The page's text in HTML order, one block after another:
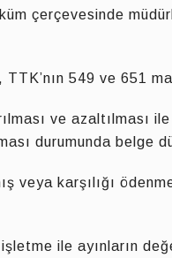
çerçevesinde
TTK’nın 549 ve 651
ve azaltılması
durumunda belge
veya karşılığı
ile ayınların